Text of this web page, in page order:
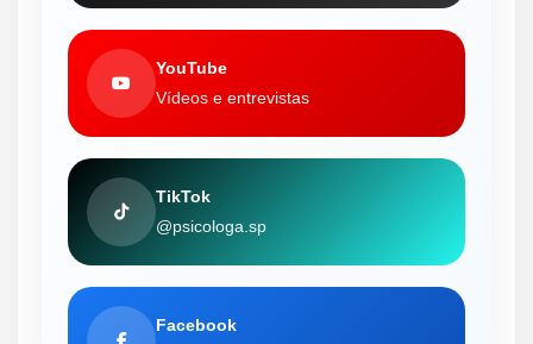
YouTube
Vídeos e entrevistas
TikTok
@psicologa.sp
Facebook